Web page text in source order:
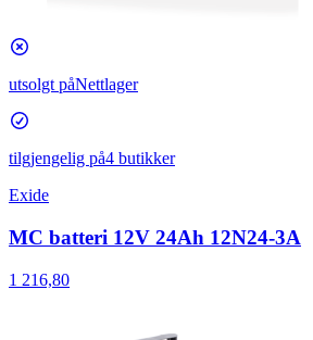
utsolgt påNettlager
tilgjengelig på4 butikker
Exide
MC batteri 12V 24Ah 12N24-3A
1 216,80